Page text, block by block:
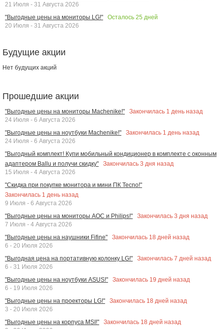
21 Июля - 31 Августа 2026
"Выгодные цены на мониторы LG!"
Осталось 25 дней
20 Июля - 31 Августа 2026
Будущие акции
Нет будущих акций
Прошедшие акции
"Выгодные цены на мониторы Machenike!" Закончилась 1 день назад
24 Июля - 6 Августа 2026
"Выгодные цены на ноутбуки Machenike!"
Закончилась 1 день назад
24 Июля - 6 Августа 2026
"Выгодный комплект! Купи мобильный кондиционер в комплекте с оконным
адаптером Ballu и получи скидку"
Закончилась 3 дня назад
15 Июля - 4 Августа 2026
"Скидка при покупке монитора и мини ПК Tecno!"
Закончилась 1 день назад
9 Июля - 6 Августа 2026
"Выгодные цены на мониторы AOC и Philips!"
Закончилась 3 дня назад
7 Июля - 4 Августа 2026
"Выгодные цены на наушники Fifine"
Закончилась 18 дней назад
6 - 20 Июля 2026
"Выгодная цена на портативную колонку LG!"
Закончилась 7 дней назад
6 - 31 Июля 2026
"Выгодные цены на ноутбуки ASUS!"
Закончилась 19 дней назад
6 - 19 Июля 2026
"Выгодные цены на проекторы LG!"
Закончилась 18 дней назад
3 - 20 Июля 2026
"Выгодные цены на корпуса MSI!"
Закончилась 18 дней назад